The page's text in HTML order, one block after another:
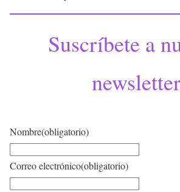
Suscríbete a
newsletter
Nombre(obligatorio)
Correo electrónico(obligatorio)